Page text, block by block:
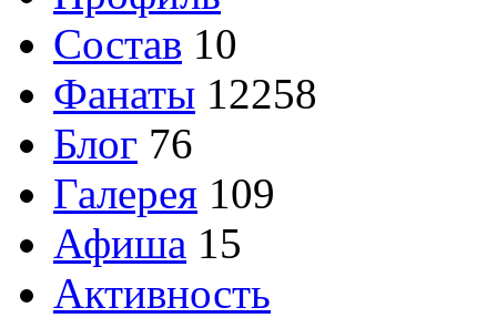
Состав 10
Фанаты 12258
Блог 76
Галерея 109
Афиша 15
Активность